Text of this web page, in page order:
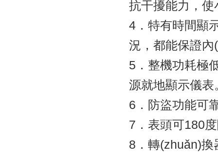
抗干擾能力，
4．特有時間顯
況，都能保證內
5．整機功耗極
源就地顯示儀表
6．防盜功能可靠
7．表頭可180度
8．轉(zhuǎn)換